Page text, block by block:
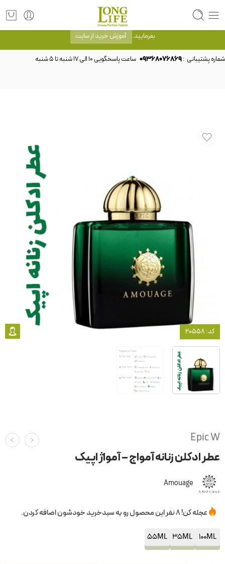
توجه! برند لانگ لایف رایحه های معروف را با شیشه و بسته بندی خود شرکت لانگ لایف
عرضه می کند.که با انتخاب حجم هر ادکلنی می توانید شیشه و بسته بندی را ملاحظه
بفرمایید. آموزش خرید از سایت
شماره پشتیبانی :09368076869
کد: 20558
Epic W
عطر ادکلن زنانه آمواج – آمواژ اپیک
Amouage
عجله کن! 8 نفر این محصول رو به سبدخرید خودشون اضافه کردن.
100ML
35ML
55ML